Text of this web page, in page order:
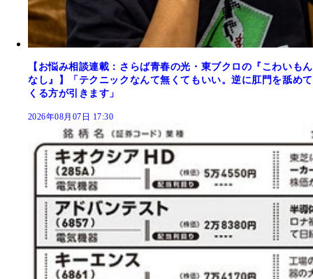
【お悩み相談連載：さらば青春の光・東ブクロの『こわいもん
なし』】「テクニックなんて無くてもいい。逆に肛門を舐めて
くる方が引きます」
2026年08月07日 17:30